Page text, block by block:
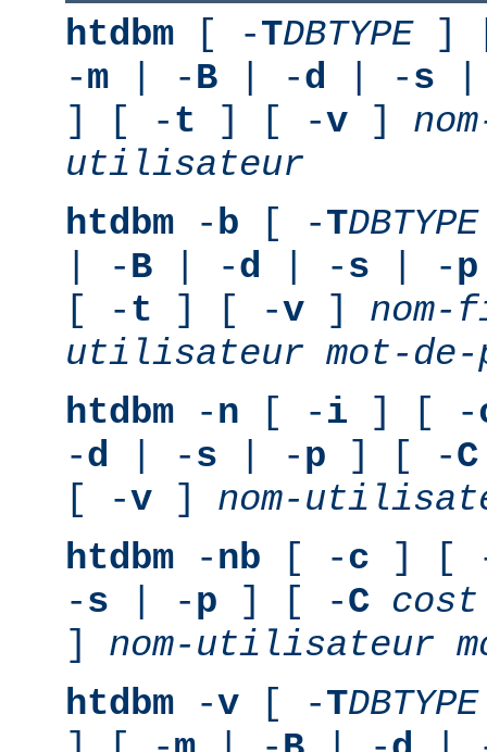
htdbm [ -TDBTYPE]
-m | -B | -d | -s
] [ -t ] [ -v ]
utilisateur
htdbm -b [ -TDBTYPE
| -B | -d | -s | -p
[ -t ] [ -v ]
utilisateur mot-de-
htdbm -n [ -i ] [ -
-d | -s | -p ] [ -C
[ -v ] nom-
htdbm -nb [ -c ] [
-s | -p ] [ -C cost
] nom-utilisateur
htdbm -v [ -TDBTYPE